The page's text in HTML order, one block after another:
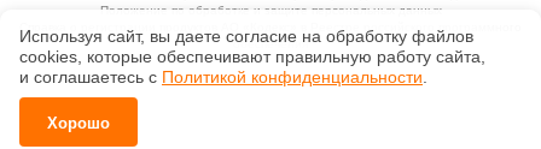
Положение по обработке и защите персональных данных
обеспечения
Используя сайт, вы даете согласие на обработку файлов
сооkiеs, которые обеспечивают правильную работу сайта,
и соглашаетесь с Политикой конфиденциальности.
Хорошо